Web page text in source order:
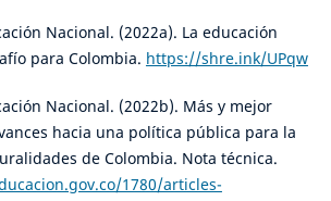
Nacional. (2022a). La educación
para Colombia. https://shre.ink/UPqw
Nacional. (2022b). Más y mejor
hacia una política pública para la
de Colombia. Nota técnica.
1780/articles-